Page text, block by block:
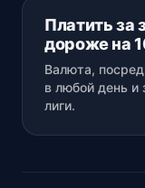
Платить за
дороже на
Валюта,
в любой день и
лиги.